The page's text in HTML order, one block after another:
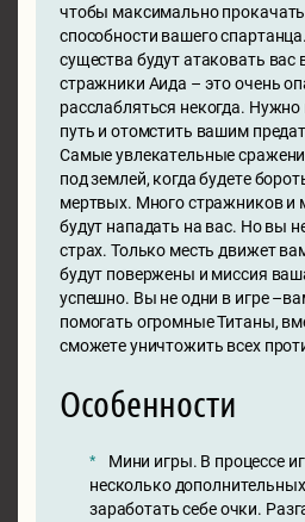
чтобы максимально
способности вашего
существа будут атаковать
стражники Аида – это очень
расслабляться некогда. Нужно
путь и отомстить вашим
Самые увлекательные
под землей, когда будете
мертвых. Много стражников и
будут нападать на вас. Но вы
страх. Только месть движет
будут повержены и миссия
успешно. Вы не одни в игре
помогать огромные Титаны,
сможете уничтожить всех
Особенности
Мини игры. В процессе
несколько
заработать себе очки.